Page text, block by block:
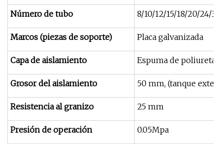
Número de tubo 8/10/12/15/18/20/24/
Marcos (piezas de soporte) Placa galvanizada
Capa de aislamiento Espuma de
Grosor del aislamiento 50 mm, (tanque
Resistencia al granizo 25 mm
Presión de operación 0.05Mpa